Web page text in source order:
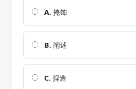
A. 掩饰
B. 阐述
C. 捏造